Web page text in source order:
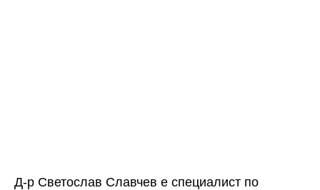
Д-р Светослав Славчев е специалист по